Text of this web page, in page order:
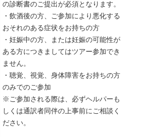
の診断書のご提出が必須となります。
・飲酒後の方、ご参加により悪化する
おそれのある症状をお持ちの方
・妊娠中の方、または妊娠の可能性が
ある方につきましてはツアー参加でき
ません。
・聴覚、視覚、身体障害をお持ちの方
のみでのご参加
※ご参加される際は、必ずヘルパーも
しくは通訳者同伴の上事前にご相談く
ださい。